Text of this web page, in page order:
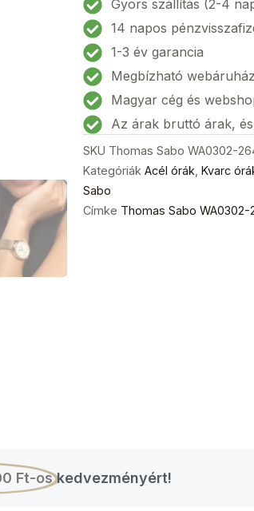
213
Glam
Spirit
Női
karóra
33mm
5ATM
mennyiség
Gyors szállítás (2-4
14 napos
1-3 év garancia
Megbízható webáruház
Magyar cég és
Az árak bruttó árak,
SKU Thomas Sabo WA0302-
Kategóriák Acél órák Kvarc
Sabo
Címke Thomas Sabo WA0302-
Ft-os kedvezményért!